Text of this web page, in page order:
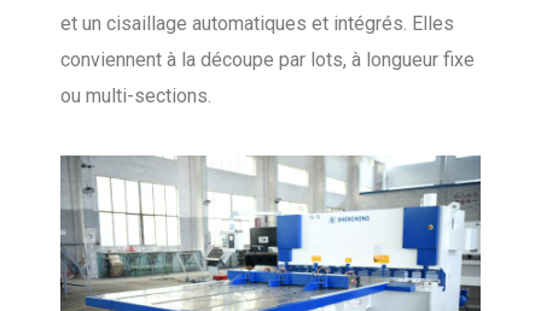
et un cisaillage automatiques et intégrés. Elles
conviennent à la découpe par lots, à longueur fixe
ou multi-sections.